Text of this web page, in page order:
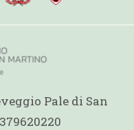
Pale di San